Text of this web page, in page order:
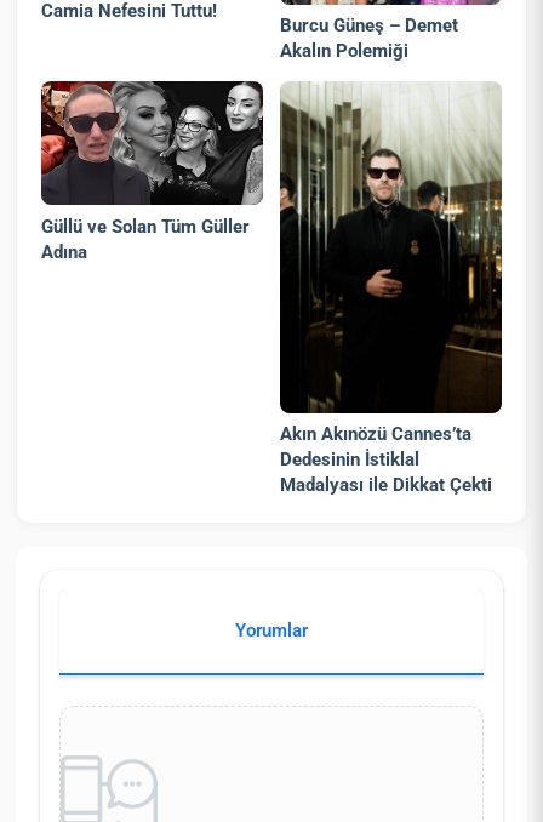
Camia Nefesini Tuttu!
Burcu Güneş – Demet
Akalın Polemiği
Güllü ve Solan Tüm Güller
Adına
Akın Akınözü Cannes’ta
Dedesinin İstiklal
Madalyası ile Dikkat Çekti
Yorumlar